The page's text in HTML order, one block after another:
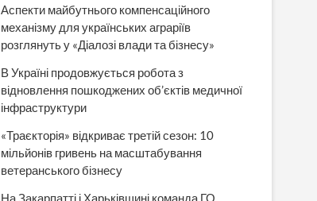
Аспекти майбутнього компенсаційного
механізму для українських аграріїв
розглянуть у «Діалозі влади та бізнесу»
В Україні продовжується робота з
відновлення пошкоджених об’єктів медичної
інфраструктури
«Траєкторія» відкриває третій сезон: 10
мільйонів гривень на масштабування
ветеранського бізнесу
На Закарпатті і Харьківщині команда ГО